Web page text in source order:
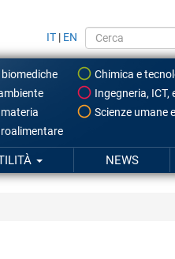
IT | EN
biomediche
Chimica e
Ingegneria,
Scienze umane
NEWS